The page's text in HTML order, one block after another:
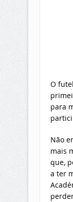
O
para
Não
mais
que,
a ter